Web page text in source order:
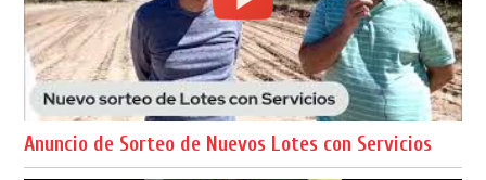
Anuncio de Sorteo de Nuevos Lotes con Servicios